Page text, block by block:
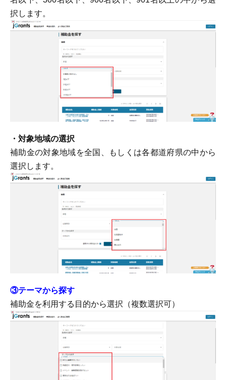
択します。
・対象地域の選択
補助金の対象地域を全国、もしくは各都道府県の中から
選択します。
③テーマから探す
補助金を利用する目的から選択（複数選択可）